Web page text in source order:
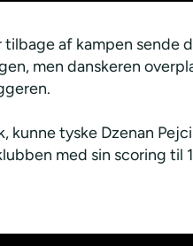
tilbage af kampen sende
men danskeren
tyske Dzenan
med sin scoring til